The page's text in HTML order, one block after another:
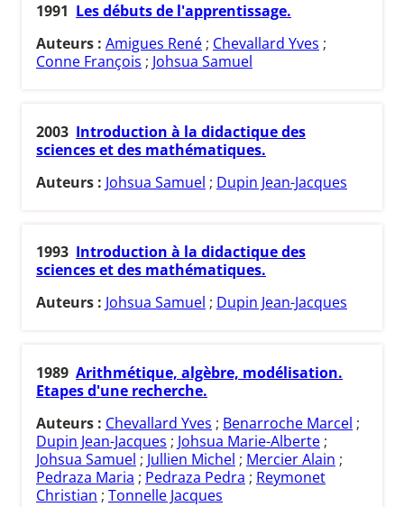
1991 Les débuts de l'apprentissage.
Auteurs : Amigues René ; Chevallard Yves ;
Conne François ; Johsua Samuel
2003 Introduction à la didactique des
sciences et des mathématiques.
Auteurs : Johsua Samuel ; Dupin Jean-Jacques
1993 Introduction à la didactique des
sciences et des mathématiques.
Auteurs : Johsua Samuel ; Dupin Jean-Jacques
1989 Arithmétique, algèbre, modélisation.
Etapes d'une recherche.
Auteurs : Chevallard Yves ; Benarroche Marcel ;
Dupin Jean-Jacques ; Johsua Marie-Alberte ;
Johsua Samuel ; Jullien Michel ; Mercier Alain ;
Pedraza Maria ; Pedraza Pedra ; Reymonet
Christian ; Tonnelle Jacques